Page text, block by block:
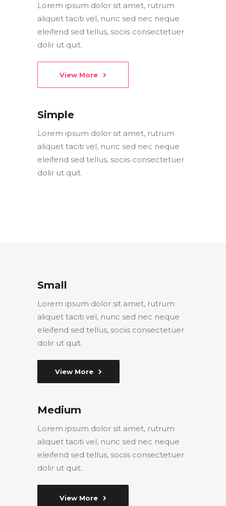
Lorem ipsum dolor sit amet, rutrum
aliquet taciti vel, nunc sed nec neque
eleifend sed tellus, sociis consectetuer
dolir ut quit.
View More
Simple
Lorem ipsum dolor sit amet, rutrum
aliquet taciti vel, nunc sed nec neque
eleifend sed tellus, sociis consectetuer
dolir ut quit.
Small
Lorem ipsum dolor sit amet, rutrum
aliquet taciti vel, nunc sed nec neque
eleifend sed tellus, sociis consectetuer
dolir ut quit.
View More
Medium
Lorem ipsum dolor sit amet, rutrum
aliquet taciti vel, nunc sed nec neque
eleifend sed tellus, sociis consectetuer
dolir ut quit.
View More